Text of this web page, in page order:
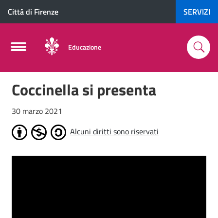
Città di Firenze SERVIZI
Educazione
Coccinella si presenta
30 marzo 2021
Alcuni diritti sono riservati